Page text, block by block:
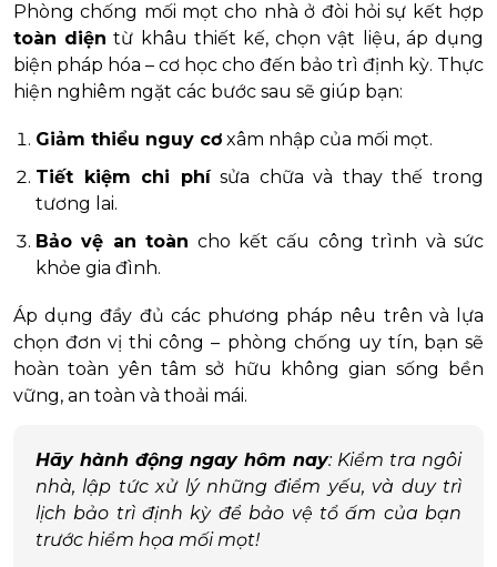
Phòng chống mối mọt cho nhà ở đòi hỏi sự kết hợp
toàn diện từ khâu thiết kế, chọn vật liệu, áp dụng
biện pháp hóa – cơ học cho đến bảo trì định kỳ. Thực
hiện nghiêm ngặt các bước sau sẽ giúp bạn:
Giảm thiểu nguy cơ xâm nhập của mối mọt.
Tiết kiệm chi phísửa chữa và thay thế trong
tương lai.
Bảo vệ an toàn cho kết cấu công trình và sức
khỏe gia đình.
Áp dụng đầy đủ các phương pháp nêu trên và lựa
chọn đơn vị thi công – phòng chống uy tín, bạn sẽ
hoàn toàn yên tâm sở hữu không gian sống bền
vững, an toàn và thoải mái.
Hãy hành động ngay hôm nay: Kiểm tra ngôi
nhà, lập tức xử lý những điểm yếu, và duy trì
lịch bảo trì định kỳ để bảo vệ tổ ấm của bạn
trước hiểm họa mối mọt!